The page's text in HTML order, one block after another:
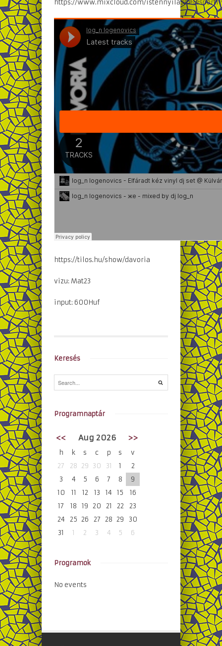
https://www.mixcloud.com/istennyila3/
https://tilos.hu/show/davoria
vizu: Mat23
input: 600Huf
Keresés
Programnaptár
<< Aug 2026 >>
h k s c p s
v
27
28 29 30 31 1
2
3
4 5 6 7 8
9
10
11 12 13 14 15
16
17
18 19 20 21 22
23
24
25 26 27 28 29
30
31
1 2 3 4 5 6
Programok
No events